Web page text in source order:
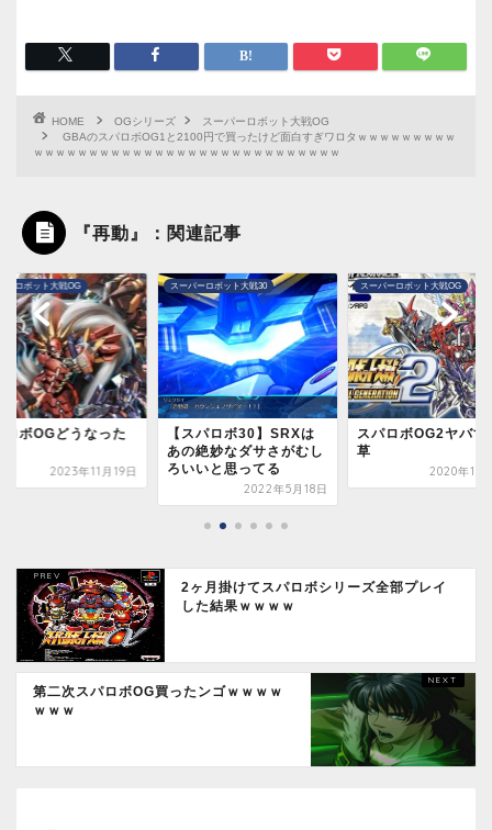
HOME OGシリーズ
スーパーロボット大戦OG
GBAのスパロボOG1と2100円で買ったけど面白すぎワロタｗｗｗｗｗｗｗｗｗ
ｗｗｗｗｗｗｗｗｗｗｗｗｗｗｗｗｗｗｗｗｗｗｗｗｗｗｗｗ
『再動』：関連記事
ーロボット大戦30
パロボ30】SRXは
いと思ってる
2022年5月18日
スーパーロボット大戦OG
スパロボOG2ヤバすぎて
草
2020年10月15日
第2次スーパーロボット大戦OG
スパロボOGで最速
体って何になるの？
2024年7
2ヶ月掛けてスパロボシリーズ全部プレイ
した結果ｗｗｗｗ
第二次スパロボOG買ったンゴｗｗｗｗ
ｗｗｗ